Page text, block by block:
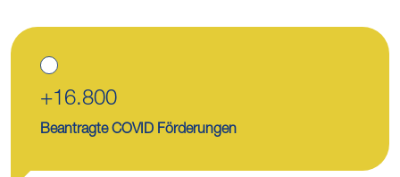
+16.800
Beantragte COVID Förderungen